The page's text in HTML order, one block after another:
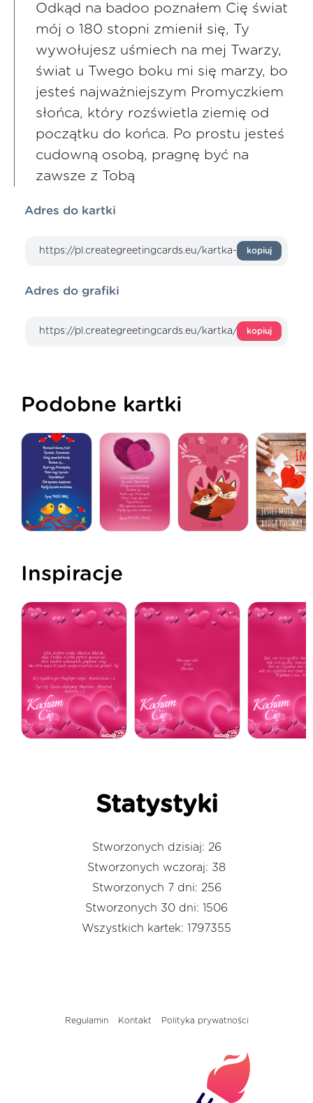
Odkąd na badoo poznałem Cię świat
mój o 180 stopni zmienił się, Ty
wywołujesz uśmiech na mej Twarzy,
świat u Twego boku mi się marzy, bo
jesteś najważniejszym Promyczkiem
słońca, który rozświetla ziemię od
początku do końca. Po prostu jesteś
cudowną osobą, pragnę być na
zawsze z Tobą
Adres do kartki
kopiuj
Adres do grafiki
kopiuj
Podobne kartki
Inspiracje
Statystyki
Stworzonych dzisiaj: 26
Stworzonych wczoraj: 38
Stworzonych 7 dni: 256
Stworzonych 30 dni: 1506
Wszystkich kartek: 1797355
Regulamin Kontakt Polityka prywatności